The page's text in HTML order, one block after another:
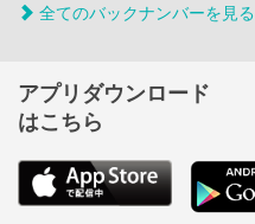
全てのバックナンバーを見る
アプリダウンロード
はこちら